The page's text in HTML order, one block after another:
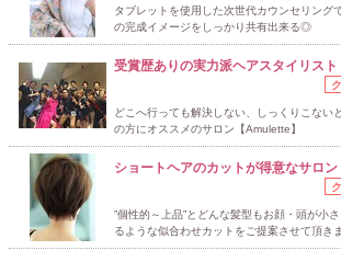
タブレットを使用した次世代カウンセリング
の完成イメージをしっかり共有出来る◎
受賞歴ありの実力派ヘアスタイリスト
どこへ行っても解決しない、しっくりこない
の方にオススメのサロン【Amulette】
ショートヘアのカットが得意なサロン
”個性的～上品”とどんな髪型もお顔・頭が小
るような似合わせカットをご提案させて頂き